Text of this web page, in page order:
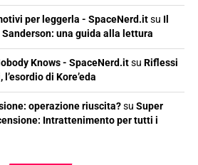
per leggerla - SpaceNerd.itsu Il
una guida alla lettura
Knows - SpaceNerd.itsu Riflessi
di Kore’eda
operazione riuscita?su Super
Intrattenimento per tutti i